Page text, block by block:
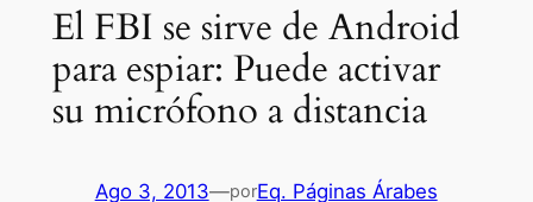
El FBI se sirve de Android
para espiar: Puede activar
su micrófono a distancia
Ago 3, 2013—porEq. Páginas Árabes